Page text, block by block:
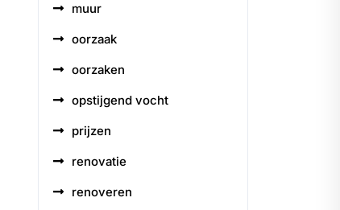
muur
oorzaak
oorzaken
opstijgend vocht
prijzen
renovatie
renoveren